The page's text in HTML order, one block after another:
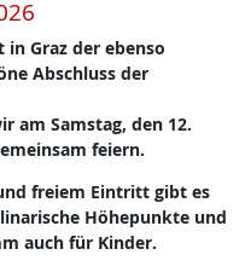
in Graz der ebenso
Abschluss der
am Samstag, den 12.
feiern.
freiem Eintritt gibt es
Höhepunkte und
auch für Kinder.